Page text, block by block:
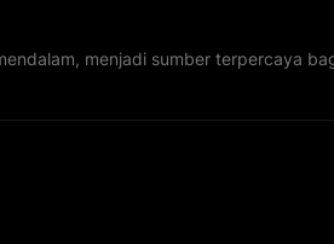
menjadi sumber terpercaya